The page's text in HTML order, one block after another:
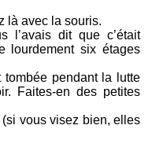
là avec la souris.
l’avais dit que c’était
lourdement six étages
pendant la lutte
Faites-en des petites
vous visez bien, elles